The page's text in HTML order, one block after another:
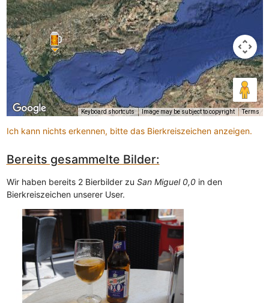
Keyboard shortcuts Image may be subject to copyright Terms
Ich kann nichts erkennen, bitte das Bierkreiszeichen anzeigen.
Bereits gesammelte Bilder:
Wir haben bereits 2 Bierbilder zu San Miguel 0,0in den
Bierkreiszeichen unserer User.